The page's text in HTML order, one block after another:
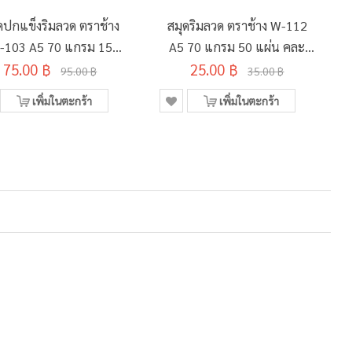
กแข็งริมลวด ตราช้าง
103 A5 70 แกรม 150
แผ่น คละสี
75.00 ฿ 95.00 ฿
เพิ่มในตะกร้า
สมุดริมลวด ตราช้าง W-112
A5 70 แกรม 50 แผ่น คละ
ลาย
25.00 ฿ 35.00 ฿
เพิ่มในตะกร้า